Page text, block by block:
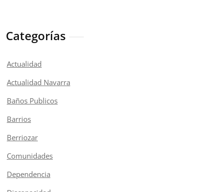
Categorías
Actualidad
Actualidad Navarra
Baños Publicos
Barrios
Berriozar
Comunidades
Dependencia